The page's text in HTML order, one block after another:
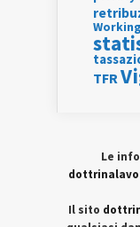
Working
TFR
Le
Il sito